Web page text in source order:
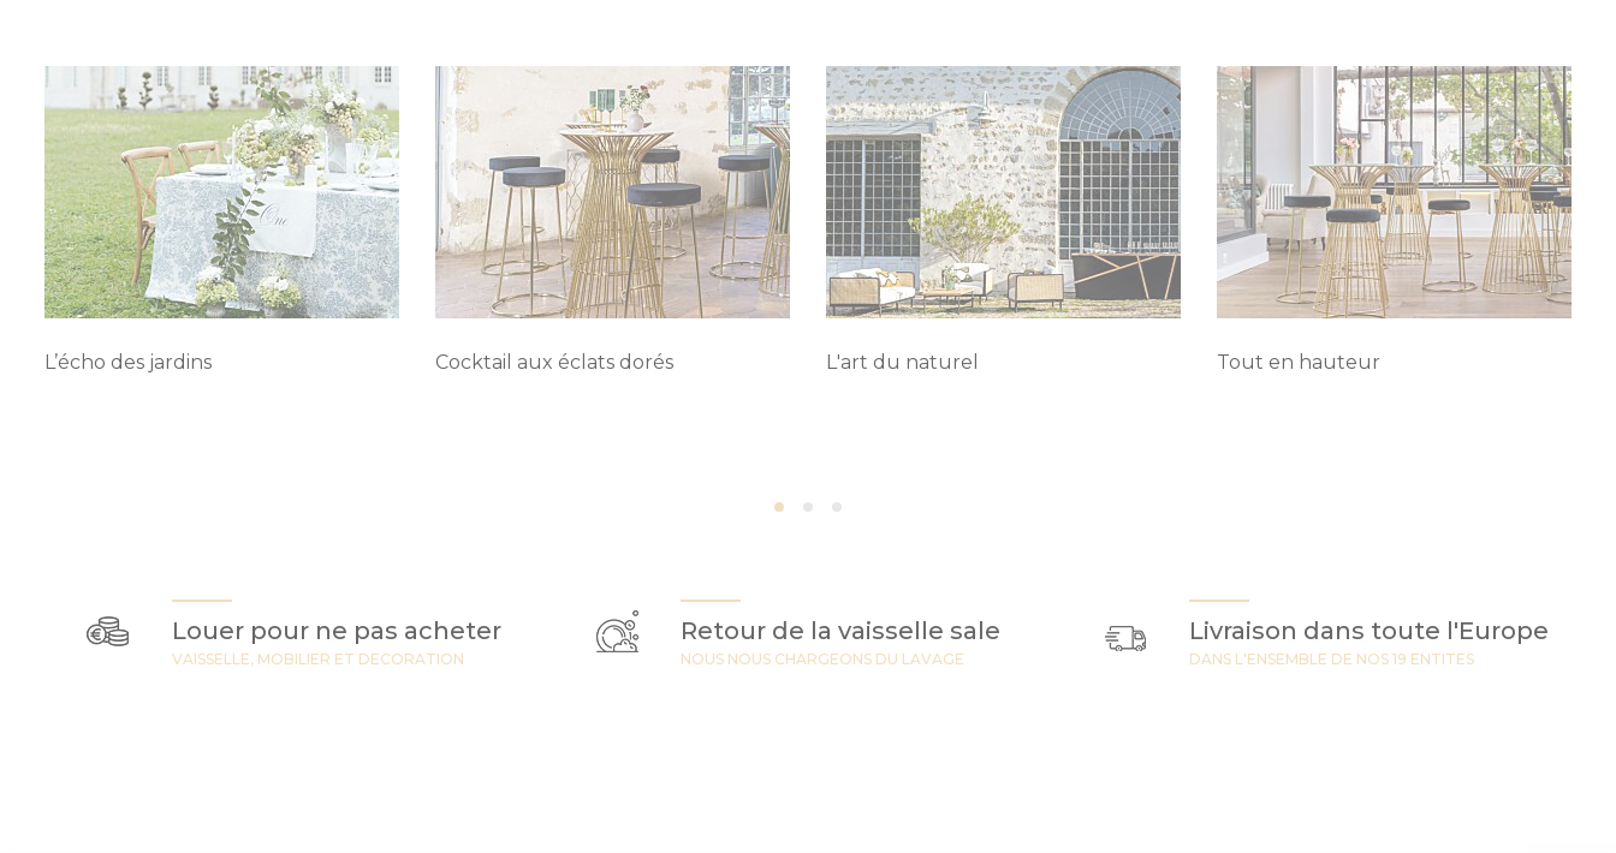
L’écho des jardins Cocktail aux éclats dorés L'art du naturel Tout en hauteur
Louer pour ne pas acheter
VAISSELLE, MOBILIER ET DECORATION
Retour de la vaisselle sale
NOUS NOUS CHARGEONS DU LAVAGE
Livraison dans toute l'Europe
DANS L'ENSEMBLE DE NOS 19 ENTITES